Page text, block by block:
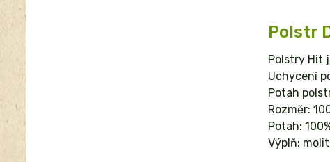
Polstr
Polstry Hit
Uchycení
Potah
Rozměr:
Potah:
Výplň: